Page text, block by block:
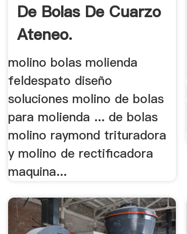
De Bolas De Cuarzo
Ateneo.
molino bolas molienda
feldespato diseño
soluciones molino de bolas
para molienda ... de bolas
molino raymond trituradora
y molino de rectificadora
maquina...